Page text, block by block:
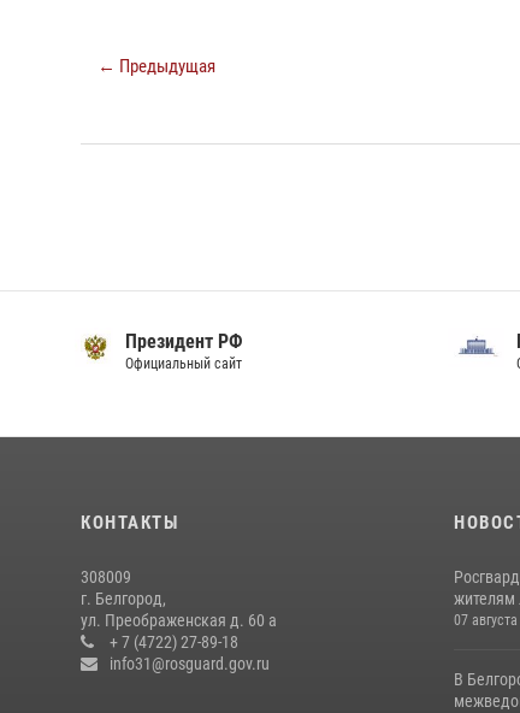
← Предыдущая
Президент РФ
Официальный сайт
КОНТАКТЫ
308009
г. Белгород,
ул. Преображенская д. 60 а
+ 7 (4722) 27-89-18
info31@rosguard.gov.ru
жителям
07
В